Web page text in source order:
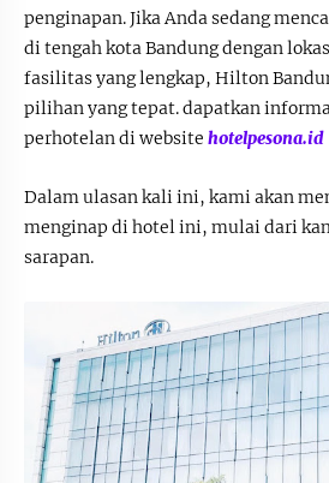
penginapan. Jika Anda sedang
di tengah kota Bandung dengan
fasilitas yang lengkap, Hilton
pilihan yang tepat. dapatkan
perhotelan di website hotelpesona.id
Dalam ulasan kali ini, kami akan
menginap di hotel ini, mulai dari
sarapan.